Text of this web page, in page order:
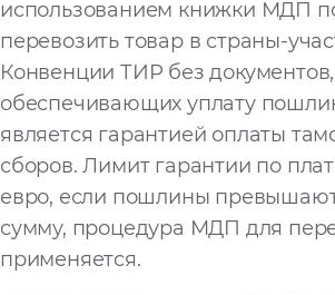
использованием книжки МДП
перевозить товар в страны-
Конвенции ТИР без документов,
обеспечивающих уплату
является гарантией оплаты
сборов. Лимит гарантии по
евро, если пошлины
сумму, процедура МДП для
применяется.